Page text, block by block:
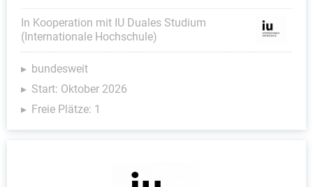
In Kooperation mit IU Duales Studium
(Internationale Hochschule)
bundesweit
Start: Oktober 2026
Freie Plätze: 1